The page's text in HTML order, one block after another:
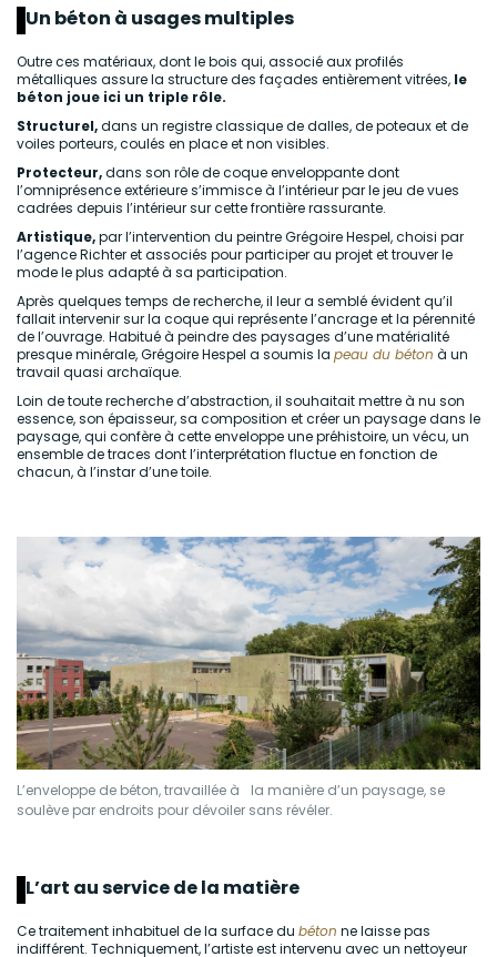
Un béton à usages multiples
Outre ces matériaux, dont le bois qui, associé aux profilés
métalliques assure la structure des façades entièrement vitrées, le
béton joue ici un triple rôle.
Structurel,dans un registre classique de dalles, de poteaux et de
voiles porteurs, coulés en place et non visibles.
Protecteur,dans son rôle de coque enveloppante dont
l’omniprésence extérieure s’immisce à l’intérieur par le jeu de vues
cadrées depuis l’intérieur sur cette frontière rassurante.
Artistique,par l’intervention du peintre Grégoire Hespel, choisi par
l’agence Richter et associés pour participer au projet et trouver le
mode le plus adapté à sa participation.
Après quelques temps de recherche, il leur a semblé évident qu’il
fallait intervenir sur la coque qui représente l’ancrage et la pérennité
de l’ouvrage. Habitué à peindre des paysages d’une matérialité
presque minérale, Grégoire Hespel a soumis la peau du béton à un
travail quasi archaïque.
Loin de toute recherche d’abstraction, il souhaitait mettre à nu son
essence, son épaisseur, sa composition et créer un paysage dans le
paysage, qui confère à cette enveloppe une préhistoire, un vécu, un
ensemble de traces dont l’interprétation fluctue en fonction de
chacun, à l’instar d’une toile.
L’enveloppe de béton, travaillée à la manière d’un paysage, se
soulève par endroits pour dévoiler sans révéler.
L’art au service de la matière
Ce traitement inhabituel de la surface du béton ne laisse pas
indifférent. Techniquement, l’artiste est intervenu avec un nettoyeur